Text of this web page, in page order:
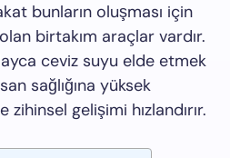
bunların oluşması için
birtakım araçlar vardır.
ceviz suyu elde etmek
sağlığına yüksek
gelişimi hızlandırır.